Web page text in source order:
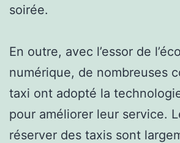
soirée.
En outre, avec l’essor de
numérique, de nombreuses
taxi ont adopté la
pour améliorer leur service.
réserver des taxis sont